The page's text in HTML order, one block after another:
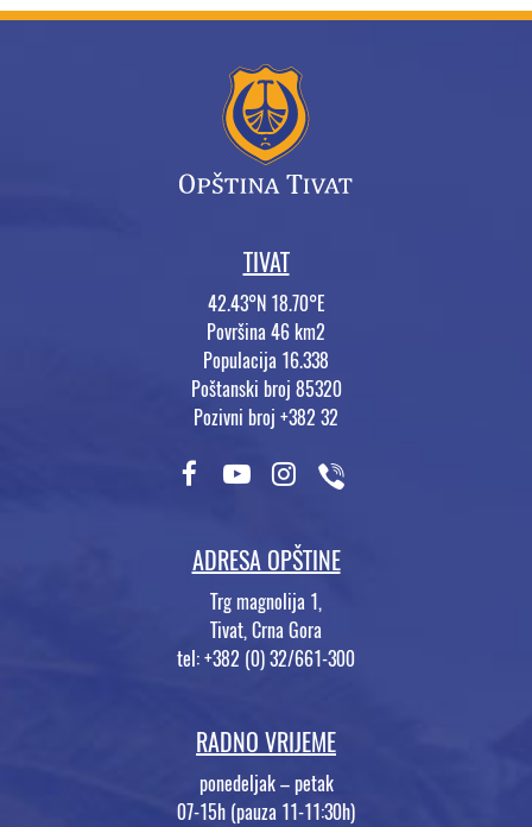
TIVAT
42.43°N 18.70°E
Površina 46 km2
Populacija 16.338
Poštanski broj 85320
Pozivni broj +382 32
ADRESA OPŠTINE
Trg magnolija 1,
Tivat, Crna Gora
tel: +382 (0) 32/661-300
RADNO VRIJEME
ponedeljak – petak
07-15h (pauza 11-11:30h)